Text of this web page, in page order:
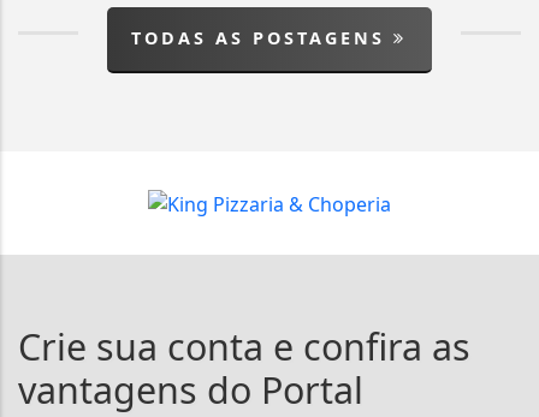
TODAS AS POSTAGENS
Crie sua conta e confira as
vantagens do Portal